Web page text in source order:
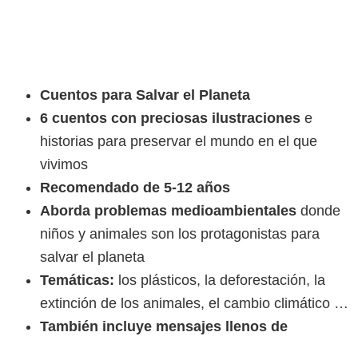
Cuentos para Salvar el Planeta
6 cuentos con preciosas ilustraciones e
historias para preservar el mundo en el que
vivimos
Recomendado de 5-12 años
Aborda problemas medioambientales donde
niños y animales son los protagonistas para
salvar el planeta
Temáticas: los plásticos, la deforestación, la
extinción de los animales, el cambio climático …
También incluye mensajes llenos de